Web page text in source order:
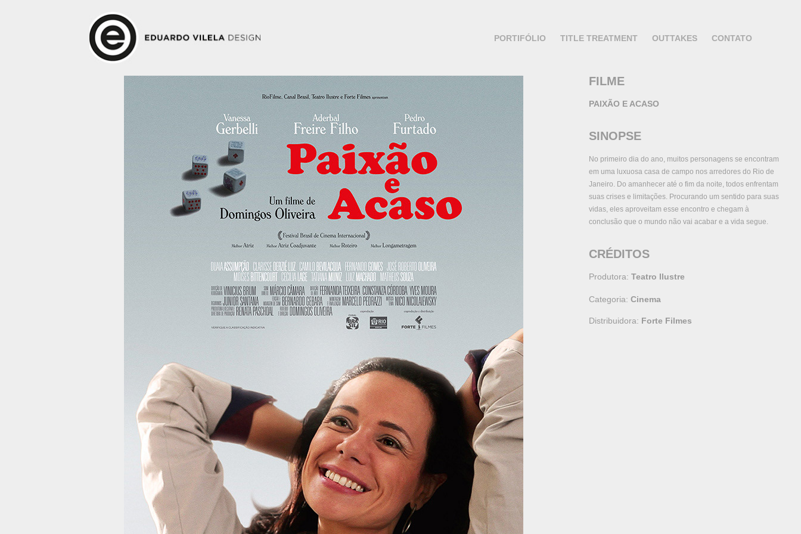
PORTIFÓLIO TITLE TREATMENT OUTTAKES CONTATO
FILME
PAIXÃO E ACASO
SINOPSE
No primeiro dia do ano, muitos personagens se encontram
em uma luxuosa casa de campo nos arredores do Rio de
Janeiro. Do amanhecer até o fim da noite, todos enfrentam
suas crises e limitações. Procurando um sentido para suas
vidas, eles aproveitam esse encontro e chegam à
conclusão que o mundo não vai acabar e a vida segue.
CRÉDITOS
Produtora:Teatro Ilustre
Categoria:Cinema
Distribuidora: Forte Filmes